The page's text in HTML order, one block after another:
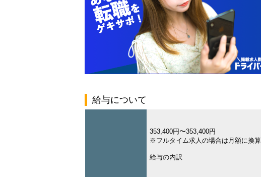
給与について
353,400円〜353,400円
※フルタイム求人の場合は月額に換
給与の内訳